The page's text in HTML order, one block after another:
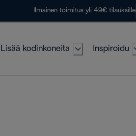
Ilmainen toimitus yli 49€ tilauksille
Lisää kodinkoneita Inspiroidu